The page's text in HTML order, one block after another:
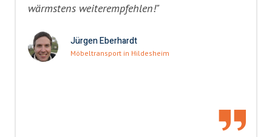
wärmstens weiterempfehlen!"
Jürgen Eberhardt
Möbeltransport in Hildesheim